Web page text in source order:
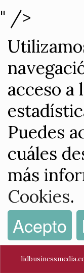
" />
acceso a
Puedes
cuáles
más
Cookies.
Acepto